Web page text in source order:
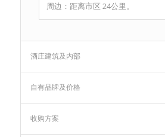
周边：距离市区 24公里。
酒庄建筑及内部
自有品牌及价格
收购方案